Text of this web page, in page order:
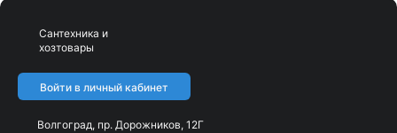
Сантехника и
хозтовары
Войти в личный кабинет
Волгоград, пр. Дорожников, 12Г